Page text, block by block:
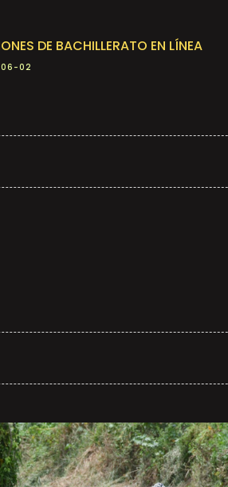
DE BACHILLERATO EN LÍNEA
02